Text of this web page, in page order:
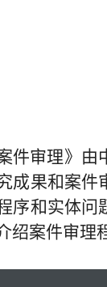
件审理》
成果和案
序和实体
绍案件审理